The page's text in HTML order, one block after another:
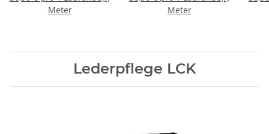
Meter
Meter
Lederpflege LCK